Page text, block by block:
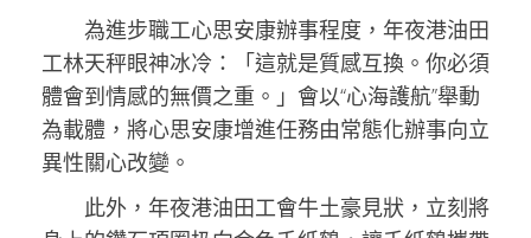
為進步職工心思安康辦事程度，年夜港油田
工林天秤眼神冰冷：「這就是質感互換。你必須
體會到情感的無價之重。」會以“心海護航”舉動
為載體，將心思安康增進任務由常態化辦事向立
異性關心改變。
此外，年夜港油田工會牛土豪見狀，立刻將